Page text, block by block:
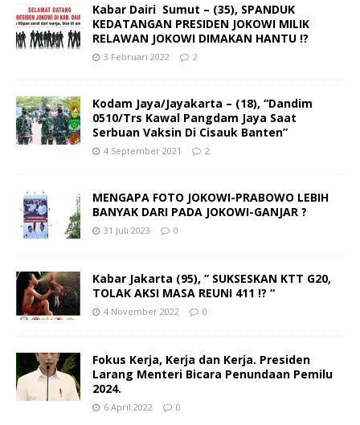
Kabar Dairi Sumut – (35), SPANDUK
KEDATANGAN PRESIDEN JOKOWI MILIK
RELAWAN JOKOWI DIMAKAN HANTU !?
3 Februari 2022 2
Kodam Jaya/Jayakarta – (18), “Dandim
0510/Trs Kawal Pangdam Jaya Saat
Serbuan Vaksin Di Cisauk Banten”
4 September 2021 2
MENGAPA FOTO JOKOWI-PRABOWO LEBIH
BANYAK DARI PADA JOKOWI-GANJAR ?
31 Juli 2023 0
Kabar Jakarta (95), ” SUKSESKAN KTT G20,
TOLAK AKSI MASA REUNI 411 !? “
4 November 2022 0
Fokus Kerja, Kerja dan Kerja. Presiden
Larang Menteri Bicara Penundaan Pemilu
2024.
6 April 2022 0